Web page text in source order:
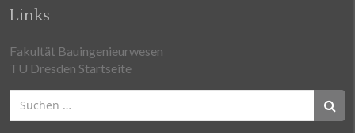
Links
Fakultät Bauingenieurwesen
TU Dresden Startseite
Suchen
nach: